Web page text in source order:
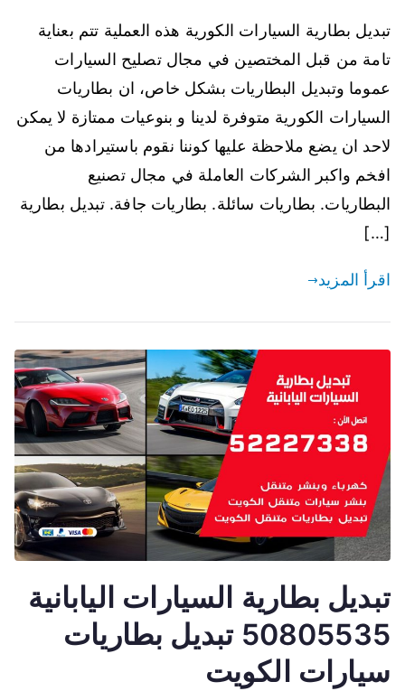
تبديل بطارية السيارات الكورية هذه العملية تتم بعناية
تامة من قبل المختصين في مجال تصليح السيارات
عموما وتبديل البطاريات بشكل خاص، ان بطاريات
السيارات الكورية متوفرة لدينا و بنوعيات ممتازة لا يمكن
لاحد ان يضع ملاحظة عليها كوننا نقوم باستيرادها من
افخم واكبر الشركات العاملة في مجال تصنيع
البطاريات. بطاريات سائلة. بطاريات جافة. تبديل بطارية
[…]
اقرأ المزيد
تبديل بطارية السيارات اليابانية
50805535 تبديل بطاريات
سيارات الكويت